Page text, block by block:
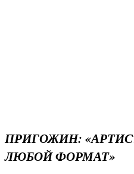
ПРИГОЖИН:
ЛЮБОЙ ФОРМАТ»